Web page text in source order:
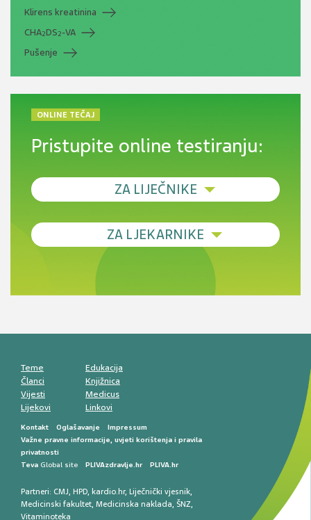
Klirens kreatinina
CHA2DS2-VA
Pušenje
ONLINE TEČAJ
Pristupite online testiranju:
ZA LIJEČNIKE
Debljina - od prevencije do personalizirane
Novi pogled na migrenu: komorbiditeti, spolne
razlike i nove terapije
smetnji do rane onkološke dijagnostike
ZA LJEKARNIKE
Antikoagulansi u ljekarničkoj praksi –
Teme
Članci
Vijesti
Lijekovi
Edukacija
Knjižnica
Medicus
Linkovi
Kontakt Oglašavanje
Impressum
Važne pravne informacije, uvjeti korištenja i pravila
privatnosti
Teva Global site PLIVAzdravlje.hr PLIVA.hr
Partneri: CMJ, HPD, kardio.hr, Liječnički vjesnik,
Medicinski fakultet, Medicinska naklada, ŠNZ,
Vitaminoteka